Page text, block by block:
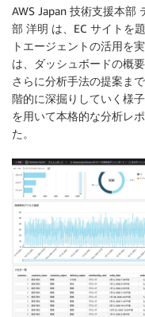
AWS Japan 技術支援本部
部 洋明 は、EC サイトを
トエージェントの活用を
は、ダッシュボードの概
さらに分析手法の提案ま
階的に深掘りしていく様
を用いて本格的な分析レ
た。